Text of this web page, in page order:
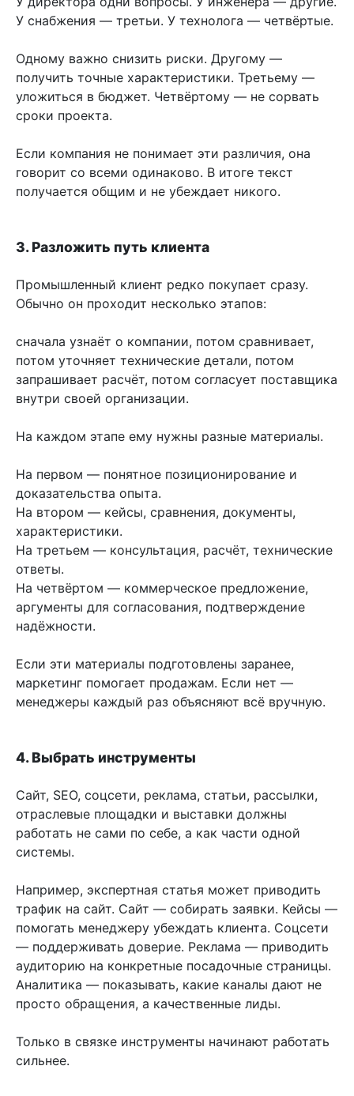
У снабжения — третьи. У технолога — четвёртые.
Одному важно снизить риски. Другому —
получить точные характеристики. Третьему —
уложиться в бюджет. Четвёртому — не сорвать
сроки проекта.
Если компания не понимает эти различия, она
говорит со всеми одинаково. В итоге текст
получается общим и не убеждает никого.
3. Разложить путь клиента
Промышленный клиент редко покупает сразу.
Обычно он проходит несколько этапов:
сначала узнаёт о компании, потом сравнивает,
потом уточняет технические детали, потом
запрашивает расчёт, потом согласует поставщика
внутри своей организации.
На каждом этапе ему нужны разные материалы.
На первом — понятное позиционирование и
доказательства опыта.
На втором — кейсы, сравнения, документы,
характеристики.
На третьем — консультация, расчёт, технические
ответы.
На четвёртом — коммерческое предложение,
аргументы для согласования, подтверждение
надёжности.
Если эти материалы подготовлены заранее,
маркетинг помогает продажам. Если нет —
менеджеры каждый раз объясняют всё вручную.
4. Выбрать инструменты
Сайт, SEO, соцсети, реклама, статьи, рассылки,
отраслевые площадки и выставки должны
работать не сами по себе, а как части одной
системы.
Например, экспертная статья может приводить
трафик на сайт. Сайт — собирать заявки. Кейсы —
помогать менеджеру убеждать клиента. Соцсети
— поддерживать доверие. Реклама — приводить
аудиторию на конкретные посадочные страницы.
Аналитика — показывать, какие каналы дают не
просто обращения, а качественные лиды.
Только в связке инструменты начинают работать
сильнее.